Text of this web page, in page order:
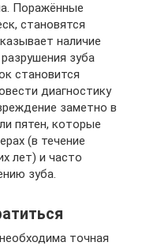
Поражённые
становятся
наличие
зуба
становится
диагностику
заметно в
пятен, которые
(в течение
лет) и часто
зуба.
точная